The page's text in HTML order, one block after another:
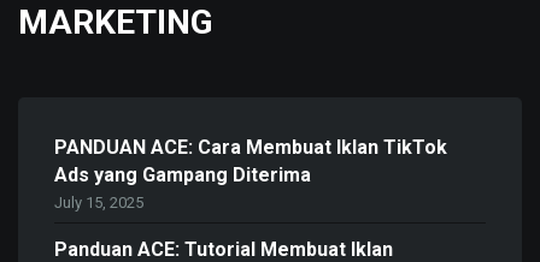
MARKETING
PANDUAN ACE: Cara Membuat Iklan TikTok
Ads yang Gampang Diterima
July 15, 2025
Panduan ACE: Tutorial Membuat Iklan